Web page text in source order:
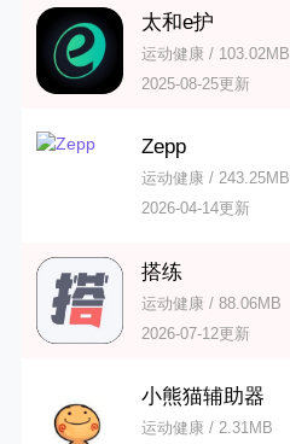
太和e护
运动健康 / 103.02MB
2025-08-25更新
Zepp
运动健康 / 243.25MB
2026-04-14更新
搭练
运动健康 / 88.06MB
2026-07-12更新
小熊猫辅助器
运动健康 / 2.31MB